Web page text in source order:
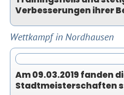
Verbesserungen ihrer
Wettkampf in Nordhausen
Am 09.03.2019 fanden
Stadtmeisterschaften